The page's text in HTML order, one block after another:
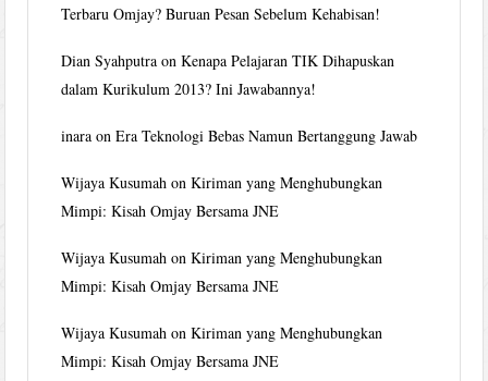
Terbaru Omjay? Buruan Pesan Sebelum Kehabisan!
Dian Syahputra onKenapa Pelajaran TIK Dihapuskan
dalam Kurikulum 2013? Ini Jawabannya!
inara onEra Teknologi Bebas Namun Bertanggung Jawab
Wijaya Kusumah onKiriman yang Menghubungkan
Mimpi: Kisah Omjay Bersama JNE
Wijaya Kusumah onKiriman yang Menghubungkan
Mimpi: Kisah Omjay Bersama JNE
Wijaya Kusumah onKiriman yang Menghubungkan
Mimpi: Kisah Omjay Bersama JNE